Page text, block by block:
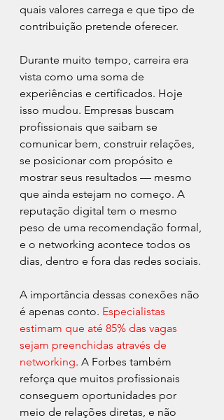
quais valores carrega e que tipo de
contribuição pretende oferecer.
Durante muito tempo, carreira era
vista como uma soma de
experiências e certificados. Hoje
isso mudou. Empresas buscam
profissionais que saibam se
comunicar bem, construir relações,
se posicionar com propósito e
mostrar seus resultados — mesmo
que ainda estejam no começo. A
reputação digital tem o mesmo
peso de uma recomendação formal,
e o networking acontece todos os
dias, dentro e fora das redes sociais.
A importância dessas conexões não
é apenas conto. Especialistas
estimam que até 85% das vagas
sejam preenchidas através de
networking. A Forbes também
reforça que muitos profissionais
conseguem oportunidades por
meio de relações diretas, e não